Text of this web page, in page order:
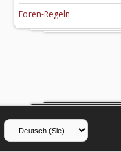
Foren-Regeln